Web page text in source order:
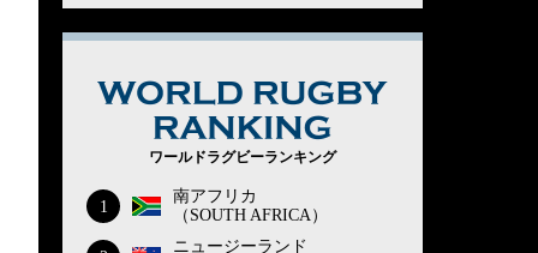
ワールドラグビーランキング
1
南アフリカ
（SOUTH AFRICA）
ニュージーランド